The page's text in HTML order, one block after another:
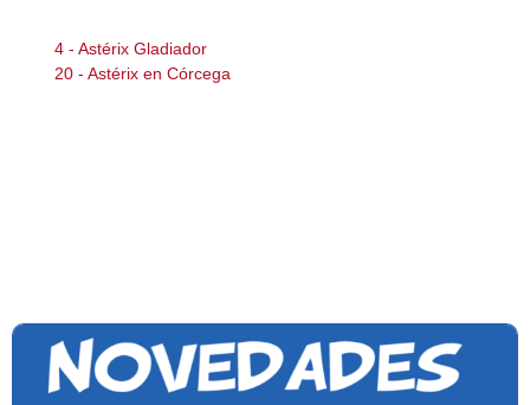
4 - Astérix Gladiador
20 - Astérix en Córcega